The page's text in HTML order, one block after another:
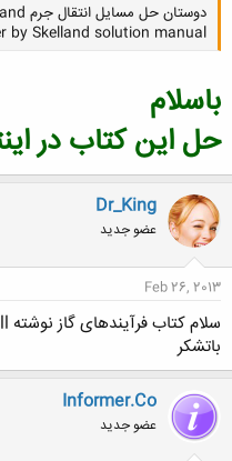
دوستان حل مسایل انتقال جرم Skelland رو کسی داره؟
by Skelland solution manual
کلیک
باسلام
حل اين كتاب در
Dr_King
عضو جدید
Feb 26, 2013
باتشکر
Informer.Co
عضو جدید